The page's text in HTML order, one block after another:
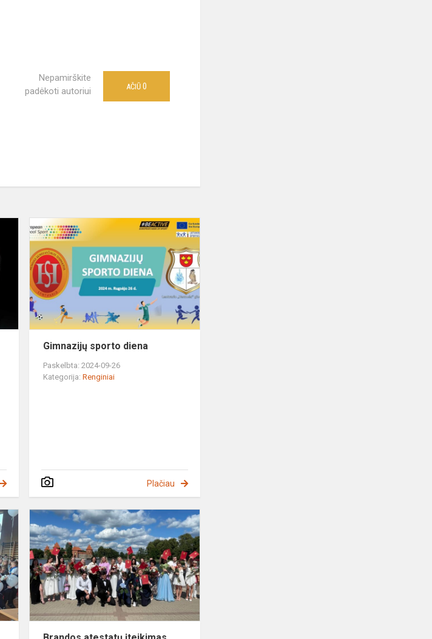
Nepamirškite
padėkoti autoriui
AČIŪ 0
sesja
Akademii
Polonica
Uniwersytecie
Wileńskim
Gimnazijų
sporto
diena
Gimnazijų sporto diena
Paskelbta: 2024-09-26
Kategorija:Renginiai
Plačiau
Rozpoczęcie
roku
szkolnego
Brandos
atestatų
įteikimas